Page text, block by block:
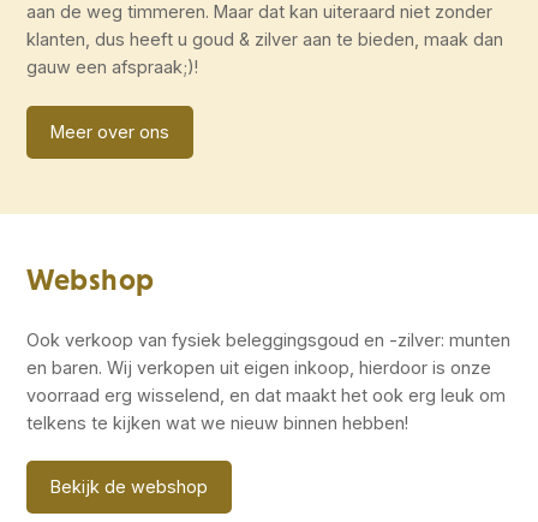
aan de weg timmeren. Maar dat kan uiteraard niet zonder
klanten, dus heeft u goud & zilver aan te bieden, maak dan
gauw een afspraak;)!
Meer over ons
Webshop
Ook verkoop van fysiek beleggingsgoud en -zilver: munten
en baren. Wij verkopen uit eigen inkoop, hierdoor is onze
voorraad erg wisselend, en dat maakt het ook erg leuk om
telkens te kijken wat we nieuw binnen hebben!
Bekijk de webshop